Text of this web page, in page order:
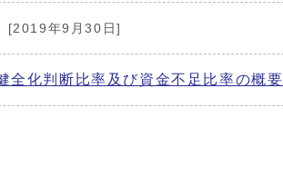
[2019年9月30日]
全化判断比率及び資金不足比率の概要